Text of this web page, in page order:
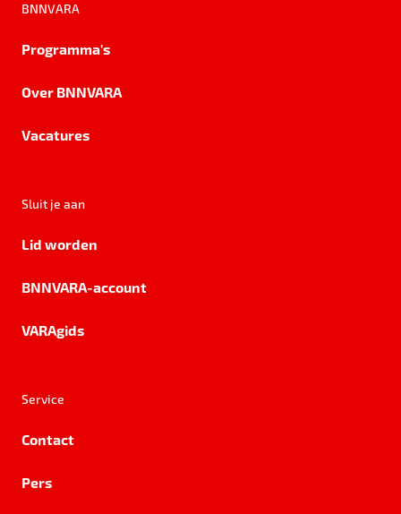
BNNVARA
Programma's
Over BNNVARA
Vacatures
Sluit je aan
Lid worden
BNNVARA-account
VARAgids
Service
Contact
Pers